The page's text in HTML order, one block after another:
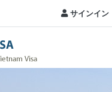
サインイン